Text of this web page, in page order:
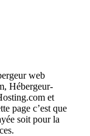
web
Hébergeur-
et
page c’est que
soit pour la